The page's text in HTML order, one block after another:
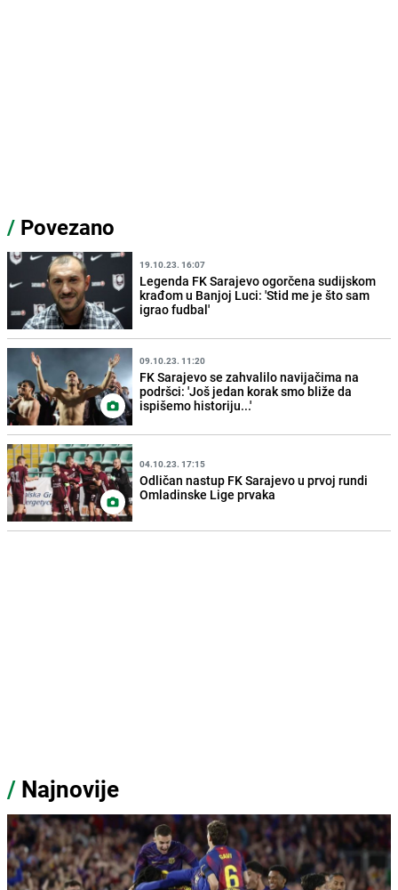
/ Povezano
19.10.23. 16:07
Legenda FK Sarajevo ogorčena sudijskom
krađom u Banjoj Luci: 'Stid me je što sam
igrao fudbal'
09.10.23. 11:20
FK Sarajevo se zahvalilo navijačima na
podršci: 'Još jedan korak smo bliže da
ispišemo historiju...'
04.10.23. 17:15
Odličan nastup FK Sarajevo u prvoj rundi
Omladinske Lige prvaka
/ Najnovije